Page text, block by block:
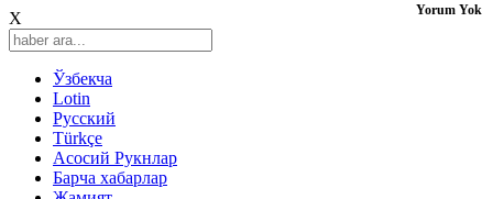
X
Ўзбекча
Lotin
Русский
Türkçe
Асосий Рукнлар
Барча хабарлар
Yorum Yok